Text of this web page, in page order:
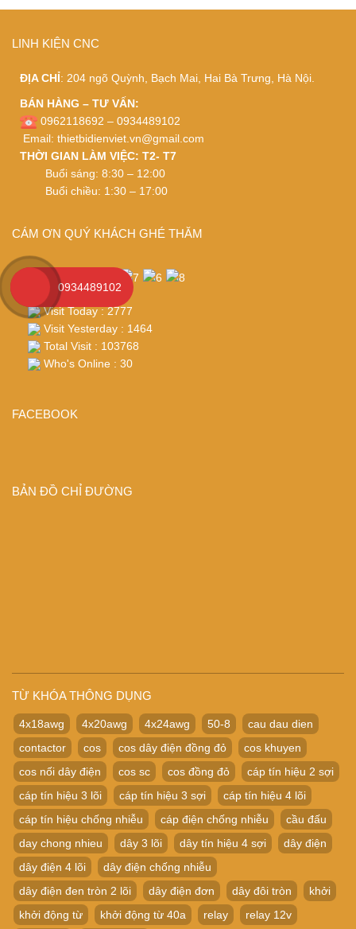
LINH KIỆN CNC
ĐỊA CHỈ: 204 ngõ Quỳnh, Bạch Mai, Hai Bà Trưng, Hà Nội.
BÁN HÀNG – TƯ VẤN:
0962118692 – 0934489102
Email: thietbidienviet.vn@gmail.com
THỜI GIAN LÀM VIỆC: T2- T7
Buổi sáng: 8:30 – 12:00
Buổi chiều: 1:30 – 17:00
CÁM ƠN QUÝ KHÁCH GHÉ THĂM
Visit Today : 2777
Visit Yesterday : 1464
Total Visit : 103768
Who's Online : 30
FACEBOOK
BẢN ĐỒ CHỈ ĐƯỜNG
TỪ KHÓA THÔNG DỤNG
4x18awg 4x20awg 4x24awg 50-8
cau dau dien
contactor
cos cos dây điện đồng đỏ
cos khuyen
cos nối dây điện
cos sc cos đồng đỏ
cáp tín hiệu 2 sợi
cáp tín hiệu 3 lõi
cáp tín hiệu 3 sợi
cáp tín hiệu 4 lõi
cáp tín hiệu chống nhiễu
cáp điện chống nhiễu
cầu đấu
day chong nhieu
dây 3 lõi dây tín hiệu 4 sợi
dây điện
dây điện 4 lõi
dây điện chống nhiễu
dây điện đen tròn 2 lõi
dây điện đơn dây đôi tròn
khởi
khởi động từ
khởi động từ 40a relay relay 12v
0934489102